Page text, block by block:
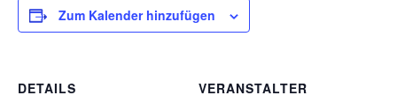
Zum Kalender hinzufügen
DETAILS
VERANSTALTER